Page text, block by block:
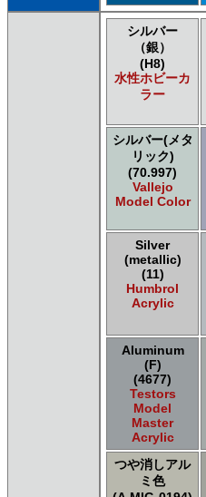
シルバー
（銀）
(H8)
水性ホビーカ
ラー
シルバー(メタ
リック)
(70.997)
Vallejo
Model Color
Silver
(metallic)
(11)
Humbrol
Acrylic
Aluminum
(F)
(4677)
Testors
Model
Master
Acrylic
つや消しアル
ミ色